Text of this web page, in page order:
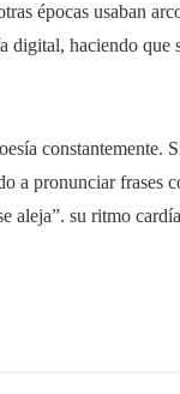
épocas usaban
digital, haciendo que
constantemente.
a pronunciar frases
aleja”. su ritmo